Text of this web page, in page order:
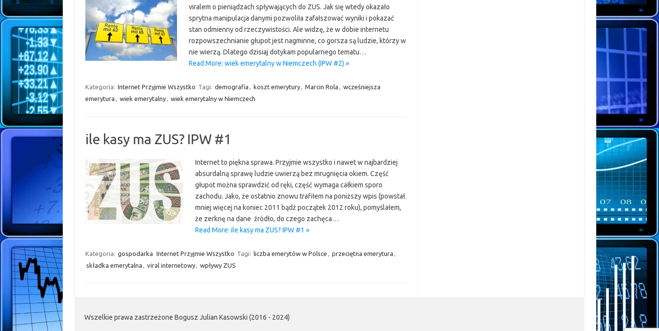
viralem o pieniądzach spływających do ZUS. Jak się wtedy okazało
sprytna manipulacja danymi pozwoliła zafałszować wyniki i pokazać
stan odmienny od rzeczywistości. Ale widzę, że w dobie internetu
rozpowszechnianie głupot jest nagminne, co gorsza są ludzie, którzy w
nie wierzą. Dlatego dzisiaj dotykam popularnego tematu…
Read More: wiek emerytalny w Niemczech (IPW #2) »
Kategoria: Internet Przyjmie Wszystko Tagi: demografia koszt emerytury Marcin Rola
wcześniejsza
emerytura
wiek emerytalny wiek emerytalny w Niemczech
ile kasy ma ZUS? IPW #1
Internet to piękna sprawa. Przyjmie wszystko i nawet w najbardziej
absurdalną sprawę ludzie uwierzą bez mrugnięcia okiem. Część
głupot można sprawdzić od ręki, część wymaga całkiem sporo
zachodu. Jako, że ostatnio znowu trafiłem na poniższy wpis (powstał
mniej więcej na koniec 2011 bądź początek 2012 roku), pomyślałem,
że zerknę na dane źródło, do czego zachęca…
Read More: ile kasy ma ZUS? IPW #1 »
Kategoria: gospodarka Internet Przyjmie Wszystko Tagi: liczba emerytów w Polsce przeciętna emerytura
składka emerytalna
viral internetowy wpływy ZUS
Wszelkie prawa zastrzeżone Bogusz Julian Kasowski (2016 - 2024)